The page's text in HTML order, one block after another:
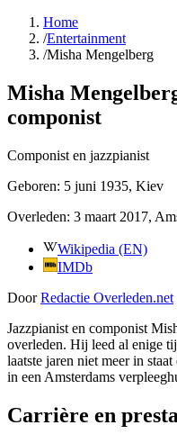
Home
/Entertainment
/Misha Mengelberg
Misha
componist
Componist en jazzpianist
Geboren: 5 juni 1935, Kiev
Overleden: 3 maart 2017,
Wikipedia (EN)
IMDb
Door Redactie Overleden.net
Jazzpianist en componist
overleden. Hij leed al enige
laatste jaren niet meer in
in een Amsterdams
Carrière en